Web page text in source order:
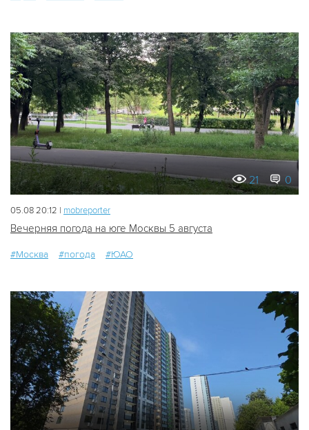
21 0
05.08 20:12 | mobreporter
Вечерняя погода на юге Москвы 5 августа
#Москва #погода #ЮАО